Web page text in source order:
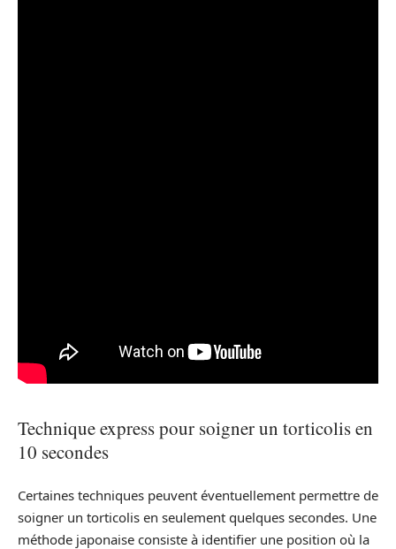
Technique express pour soigner un torticolis en
10 secondes
Certaines techniques peuvent éventuellement permettre de
soigner un torticolis en seulement quelques secondes. Une
méthode japonaise consiste à identifier une position où la